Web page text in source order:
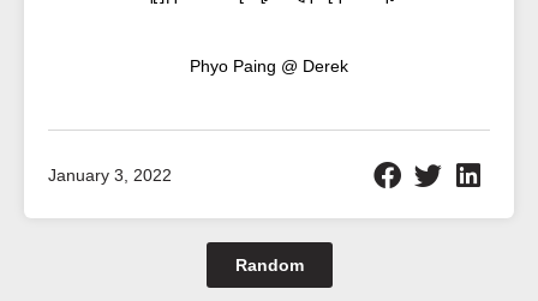
Phyo Paing @ Derek
January 3, 2022
Random